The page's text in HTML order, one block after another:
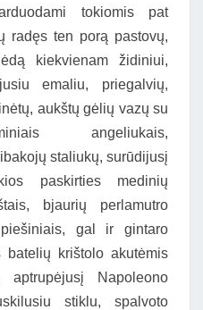
tokiomis pat
radęs ten porą pastovų,
kiekvienam židiniui,
emaliu, priegalvių,
aukštų gėlių vazų su
angeliukais,
staliukų, surūdijusį
paskirties medinių
bjaurių perlamutro
gal ir gintaro
krištolo akutėmis
aptrupėjusį Napoleono
stiklu, spalvoto